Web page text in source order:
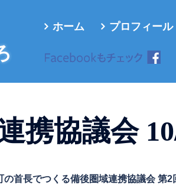
ホーム プロフィール
携協議会
首長でつくる備後圏域連携協議会 第2